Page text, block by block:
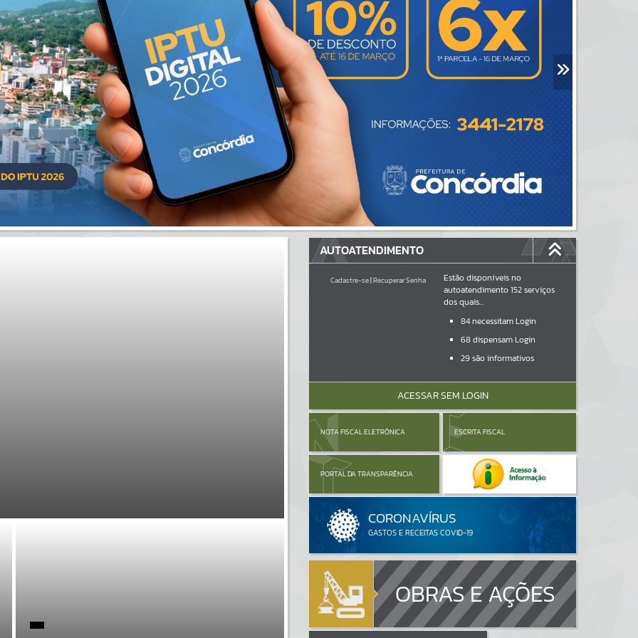
AUTOATENDIMENTO
Cadastre-se|Recuperar Senha
Estão disponíveis no
autoatendimento152serviços
dos quais...
84necessitam Login
68dispensam Login
29são informativos
ACESSAR SEM LOGIN
NOTA FISCAL ELETRÔNICA ESCRITA FISCAL
PORTAL DA TRANSPARÊNCIA
OBRAS E AÇÕES